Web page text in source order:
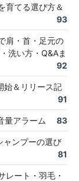
育てる選び方＆
93
肩・首・足元の
洗い方・Q&Aま
92
始＆リリース記
91
量アラーム 83
ャンプーの選び
81
レート・羽毛・